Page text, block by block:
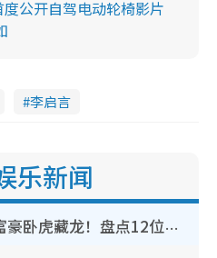
公开自驾电动轮椅影片
李启言
乐新闻
《爱·回家》隐形富豪卧虎藏龙！盘点12位财气逼人的有钱艺人：这位美女3亿身家不愁做